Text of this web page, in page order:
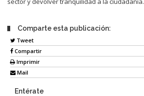
Comparte esta publicación:
Tweet
Compartir
Imprimir
Mail
Entérate